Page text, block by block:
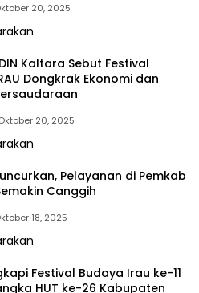
20, 2025
Kaltara Sebut Festival
Dongkrak Ekonomi dan
20, 2025
Pelayanan di Pemkab
Canggih
18, 2025
Festival Budaya Irau ke-11
HUT ke-26 Kabupaten